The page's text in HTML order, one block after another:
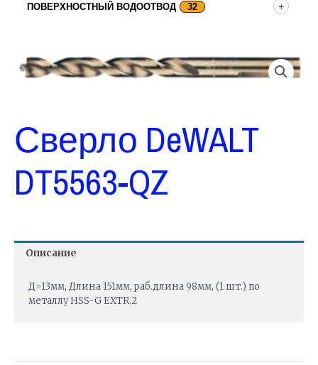
ПОВЕРХНОСТНЫЙ ВОДООТВОД 32
Сверло DeWALT
DT5563-QZ
Описание
Д=13мм, Длина 151мм, раб.длина 98мм, (1 шт.) по
металлу HSS-G EXTR.2